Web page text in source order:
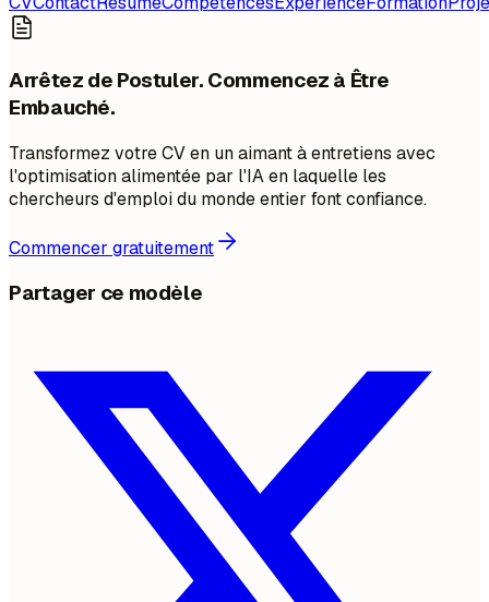
Arrêtez de Postuler. Commencez à Être
Embauché.
Transformez votre CV en un aimant à entretiens avec
l'optimisation alimentée par l'IA en laquelle les
chercheurs d'emploi du monde entier font confiance.
Commencer gratuitement
Partager ce modèle